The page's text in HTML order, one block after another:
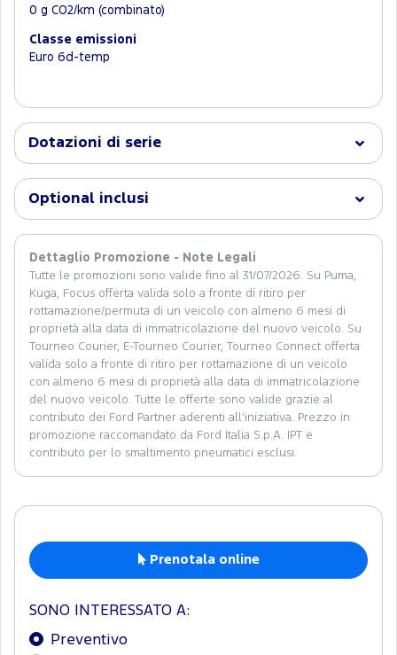
0 g CO2/km (combinato)
Classe emissioni
Euro 6d-temp
Dotazioni di serie
Optional inclusi
Dettaglio Promozione - Note Legali
Tutte le promozioni sono valide fino al 31/07/2026. Su Puma,
Kuga, Focus offerta valida solo a fronte di ritiro per
rottamazione/permuta di un veicolo con almeno 6 mesi di
proprietà alla data di immatricolazione del nuovo veicolo. Su
Tourneo Courier, E-Tourneo Courier, Tourneo Connect offerta
valida solo a fronte di ritiro per rottamazione di un veicolo
con almeno 6 mesi di proprietà alla data di immatricolazione
del nuovo veicolo. Tutte le offerte sono valide grazie al
contributo dei Ford Partner aderenti all’iniziativa. Prezzo in
promozione raccomandato da Ford Italia S.p.A. IPT e
contributo per lo smaltimento pneumatici esclusi.
Prenotala online
SONO INTERESSATO A:
Preventivo